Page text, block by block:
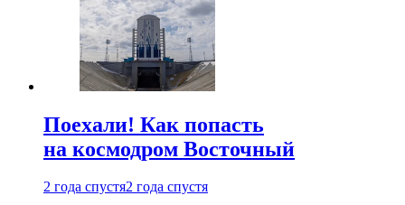
Поехали! Как попасть
на космодром Восточный
2 года спустя2 года спустя